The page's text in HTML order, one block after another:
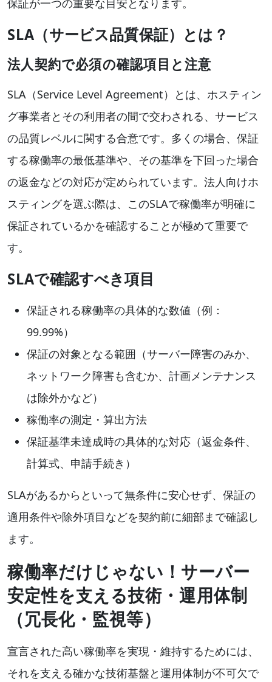
保証が一つの重要な目安となります。
SLA（サービス品質保証）とは？
法人契約で必須の確認項目と注意
SLA（Service Level Agreement）とは、ホスティン
グ事業者とその利用者の間で交わされる、サービス
の品質レベルに関する合意です。多くの場合、保証
する稼働率の最低基準や、その基準を下回った場合
の返金などの対応が定められています。法人向けホ
スティングを選ぶ際は、このSLAで稼働率が明確に
保証されているかを確認することが極めて重要で
す。
SLAで確認すべき項目
保証される稼働率の具体的な数値（例：
99.99%）
保証の対象となる範囲（サーバー障害のみか、
ネットワーク障害も含むか、計画メンテナンス
は除外かなど）
稼働率の測定・算出方法
保証基準未達成時の具体的な対応（返金条件、
計算式、申請手続き）
SLAがあるからといって無条件に安心せず、保証の
適用条件や除外項目などを契約前に細部まで確認し
ます。
稼働率だけじゃない！サーバー
安定性を支える技術・運用体制
（冗長化・監視等）
宣言された高い稼働率を実現・維持するためには、
それを支える確かな技術基盤と運用体制が不可欠で